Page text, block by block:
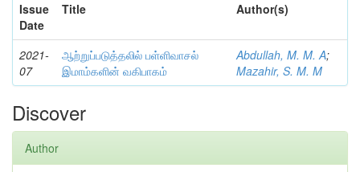
Issue
Date
Title Author(s)
2021-
07
ஆற்றுப்படுத்தலில் பள்ளிவாசல்
இமாம்களின் வகிபாகம்
Abdullah, M. M. A;
Mazahir, S. M. M
Discover
Author